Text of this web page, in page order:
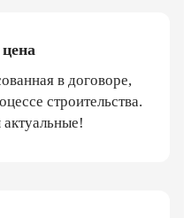
в договоре,
строительства.